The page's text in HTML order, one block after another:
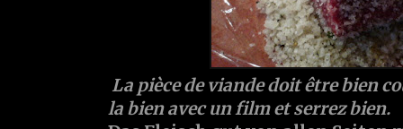
La pièce de viande doit être bien
la bien avec un film et serrez bien.